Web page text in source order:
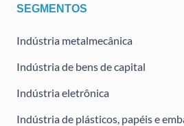
SEGMENTOS
Indústria metalmecânica
Indústria de bens de capital
Indústria eletrônica
Indústria de plásticos, papéis e